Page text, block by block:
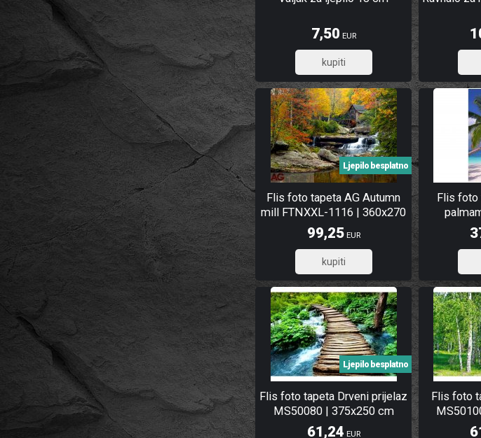
7,50 EUR
6,00
Flis foto tapeta AG Autumn
mill FTNXXL-1116 | 360x270
cm
Ljepilo besplatno
99,25EUR
79,40
Flis foto
Flis foto tapeta Drveni prijelaz
MS50080 | 375x250 cm
Ljepilo besplatno
61,24 EUR
Flis foto